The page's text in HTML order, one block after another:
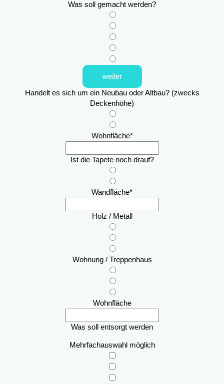
Was soll gemacht werden?
weiter
Handelt es sich um ein Neubau oder Altbau? (zwecks
Deckenhöhe)
Wohnfläche*
Ist die Tapete noch drauf?
Wandfläche*
Holz / Metall
Wohnung / Treppenhaus
Wohnfläche
Was soll entsorgt werden
Mehrfachauswahl möglich